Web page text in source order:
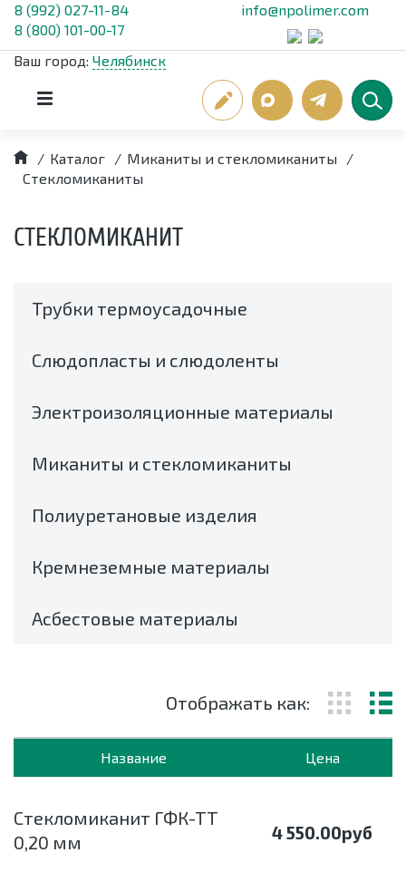
8 (992) 027-11-84
8 (800) 101-00-17
info@npolimer.com
Ваш город: Челябинск
/ Каталог / Миканиты и стекломиканиты
/
Стекломиканиты
СТЕКЛОМИКАНИТ
Отображать как:
Название Цена
Стекломиканит ГФК-ТТ
0,20 мм
4 550.00руб
Трубки термоусадочные
Слюдопласты и слюдоленты
Электроизоляционные материалы
Миканиты и стекломиканиты
Полиуретановые изделия
Кремнеземные материалы
Асбестовые материалы